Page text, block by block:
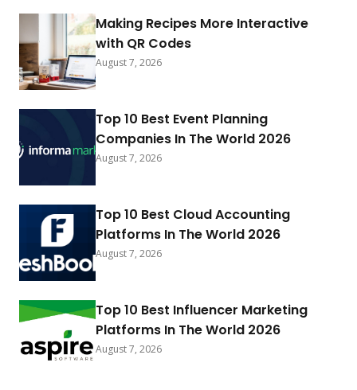
Making Recipes More Interactive
with QR Codes
August 7, 2026
Top 10 Best Event Planning
Companies In The World 2026
August 7, 2026
Top 10 Best Cloud Accounting
Platforms In The World 2026
August 7, 2026
Top 10 Best Influencer Marketing
Platforms In The World 2026
August 7, 2026